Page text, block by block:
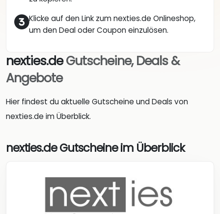
Klicke auf den Link zum nexties.de Onlineshop,
um den Deal oder Coupon einzulösen.
nexties.deGutscheine, Deals &
Angebote
Hier findest du aktuelle Gutscheine und Deals von
nexties.de im Überblick.
nexties.de Gutscheine im Überblick